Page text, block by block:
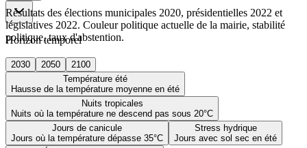
Horizon temporel
2030 2050
2100
Température été
Hausse de la température moyenne en été
Nuits tropicales
Nuits où la température ne descend pas sous 20°C
Jours de canicule
Jours où la température dépasse 35°C
Stress hydrique
Jours avec sol sec en été
Résultats des élections municipales 2020, présidentielles 2022 et
législatives 2022. Couleur politique actuelle de la mairie, stabilité
politique, taux d'abstention.